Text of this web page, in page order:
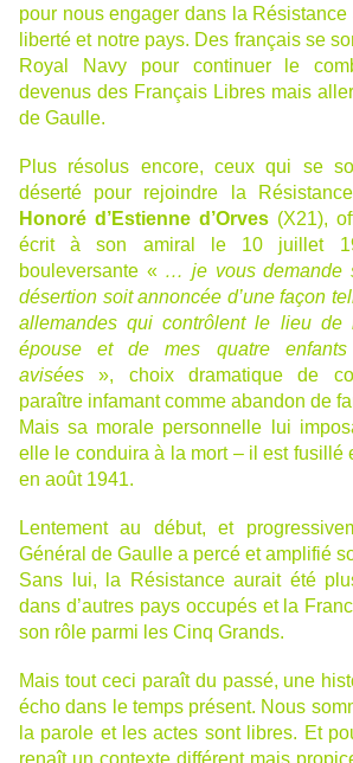
pour nous engager dans la
liberté et notre pays. Des français se
Royal Navy pour continuer le
devenus des Français Libres mais
de Gaulle.
Plus résolus encore, ceux qui se
déserté pour rejoindre la
Honoré d’Estienne d’Orves (X21),
écrit à son amiral le 10 juillet
bouleversante « … je vous demande
désertion soit annoncée d’une façon
allemandes qui contrôlent le lieu de
épouse et de mes quatre
avisées », choix dramatique de
paraître infamant comme abandon de
Mais sa morale personnelle lui
elle le conduira à la mort – il est fusillé
en août 1941.
Lentement au début, et
Général de Gaulle a percé et amplifié
Sans lui, la Résistance aurait été
dans d’autres pays occupés et la
son rôle parmi les Cinq Grands.
Mais tout ceci paraît du passé, une
écho dans le temps présent. Nous
la parole et les actes sont libres. Et